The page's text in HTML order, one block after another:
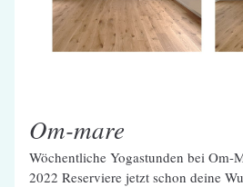
Om-mare
Wöchentliche Yogastunden bei Om-
2022 Reserviere jetzt schon deine